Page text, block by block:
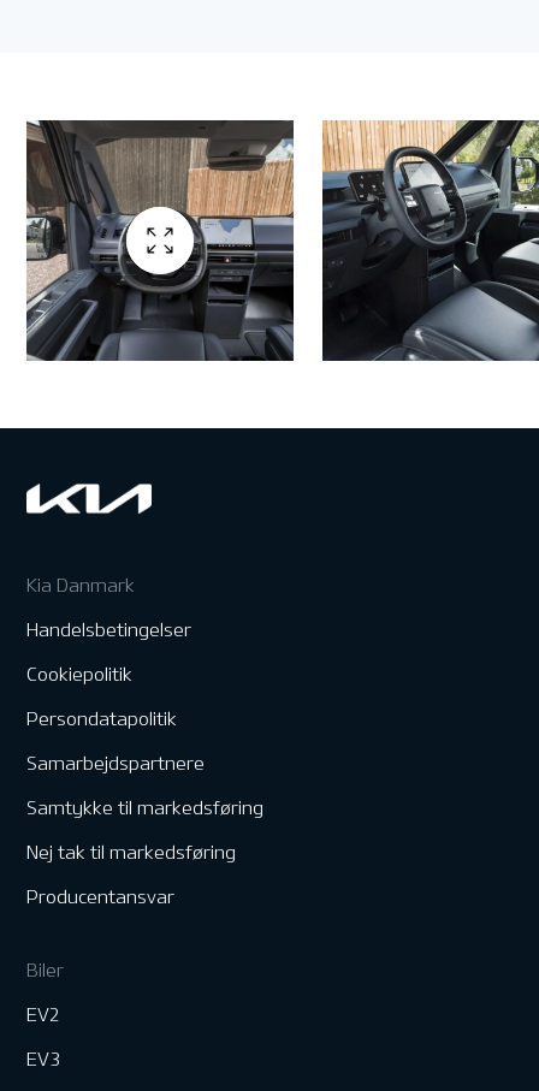
Kia Danmark
Handelsbetingelser
Cookiepolitik
Persondatapolitik
Samarbejdspartnere
Samtykke til markedsføring
Nej tak til markedsføring
Producentansvar
Biler
EV2
EV3